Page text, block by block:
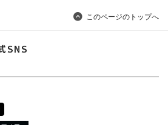
このページのトップへ